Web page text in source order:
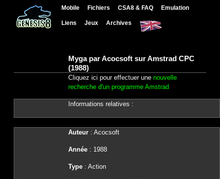
Mobile Fichiers CSA8 & FAQ Emulation
Liens Jeux Archives
Myga par Acocsoft sur Amstrad CPC
(1988)
Cliquez ici pour effectuer une nouvelle
recherche d'un programme Amstrad
Informations relatives :
Auteur: Acocsoft
Année: 1988
Type: Action